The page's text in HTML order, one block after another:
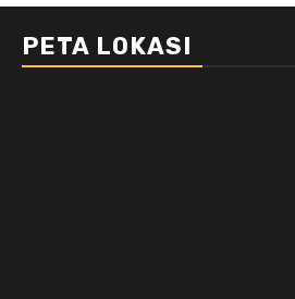
PETA LOKASI